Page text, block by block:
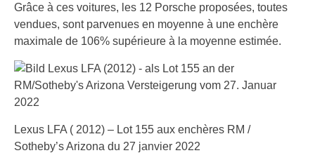
Grâce à ces voitures, les 12 Porsche proposées, toutes
vendues, sont parvenues en moyenne à une enchère
maximale de 106% supérieure à la moyenne estimée.
Lexus LFA ( 2012) – Lot 155 aux enchères RM /
Sotheby’s Arizona du 27 janvier 2022